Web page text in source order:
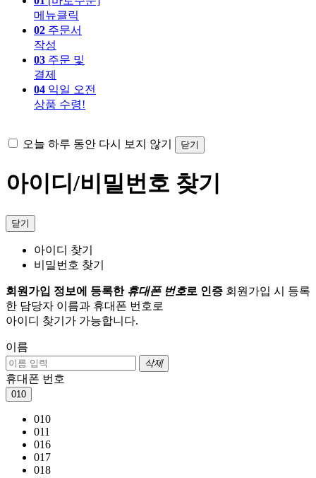
메뉴클릭
02 주문서
작성
03 주문 및
결제
04 익일 오전
상품 수령!
오늘 하루 동안 다시 보지 않기 닫기
아이디/비밀번호 찾기
닫기
아이디 찾기
비밀번호 찾기
회원가입 정보에 등록한 휴대폰 번호로 인증 회원가입 시 등록
한 담당자 이름과 휴대폰 번호로
아이디 찾기가 가능합니다.
이름
삭제
휴대폰 번호
010
010
011
016
017
018